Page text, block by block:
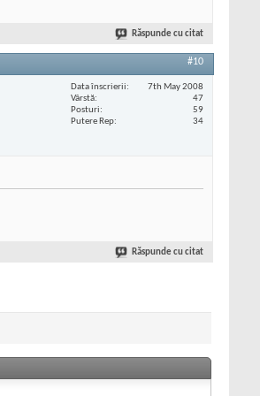
Răspunde cu citat
#10
Data înscrierii
7th May 2008
Vârstă
47
Posturi
59
Putere Rep
34
Răspunde cu citat